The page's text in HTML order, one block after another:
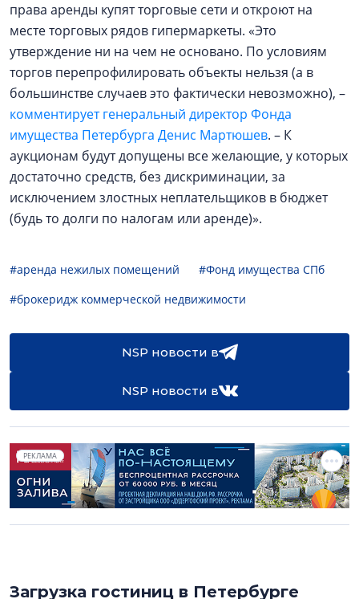
права аренды купят торговые сети и откроют на
месте торговых рядов гипермаркеты. «Это
утверждение ни на чем не основано. По условиям
торгов перепрофилировать объекты нельзя (а в
большинстве случаев это фактически невозможно), –
комментирует генеральный директор Фонда
имущества Петербурга Денис Мартюшев. – К
аукционам будут допущены все желающие, у которых
достаточно средств, без дискриминации, за
исключением злостных неплательщиков в бюджет
(будь то долги по налогам или аренде)».
#аренда нежилых помещений
#Фонд имущества СПб
#брокеридж коммерческой недвижимости
NSP новости в
NSP новости в
РЕКЛАМА
Загрузка гостиниц в Петербурге